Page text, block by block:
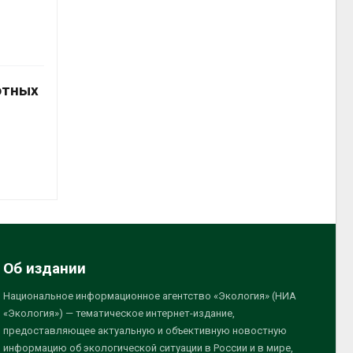
Об издании
Национальное информационное агентство «Экология» (НИА
«Экология») — тематическое интернет-издание,
предоставляющее актуальную и объективную новостную
информацию об экологической ситуации в России и в мире,